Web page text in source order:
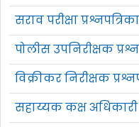
सराव परीक्षा
पोलीस उपनिरीक्षक
विक्रीकर निरीक्षक
सहाय्यक कक्ष अधिकारी